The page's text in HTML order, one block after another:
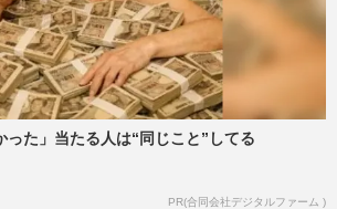
った」当たる人は“同じこと”してる
PR(合同会社デジタルファーム )